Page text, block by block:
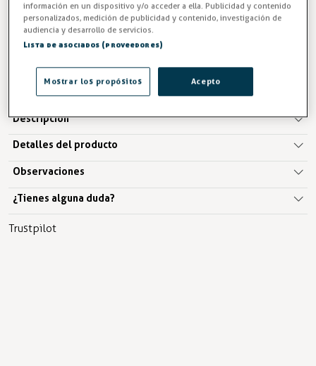
8,72 € 8,98 €
IVA excl. 7,21€
AÑADIR A LA CESTA
Descripción
Detalles del producto
Observaciones
¿Tienes alguna duda?
Trustpilot
información en un dispositivo y/o acceder a ella. Publicidad y contenido
personalizados, medición de publicidad y contenido, investigación de
audiencia y desarrollo de servicios.
Lista de asociados (proveedores)
Acepto
Mostrar los propósitos